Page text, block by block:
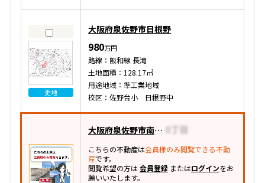
更地
大阪府泉佐野市日根野
980万円
路線：阪和線 長滝
土地面積：128.17㎡
用途地域：準工業地域
校区：佐野台小 日根野中
大阪府泉佐野市南中安松
こちらの不動産は会員様のみ閲覧できる不動
産です。
閲覧希望の方は会員登録またはログインをお
願いいたします。